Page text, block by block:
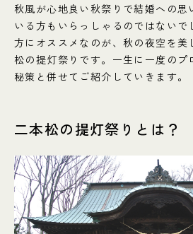
秋風が心地良い秋祭りで結婚への思
いる方もいらっしゃるのではないで
方にオススメなのが、秋の夜空を美
松の提灯祭りです。一生に一度のプ
秘策と併せてご紹介していきます。
二本松の提灯祭りとは？